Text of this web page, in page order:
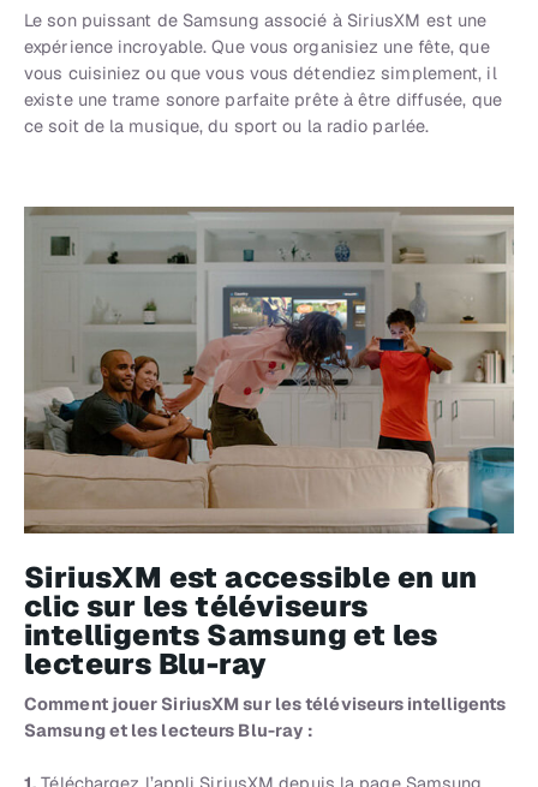
Le son puissant de Samsung associé à SiriusXM est une
expérience incroyable. Que vous organisiez une fête, que
vous cuisiniez ou que vous vous détendiez simplement, il
existe une trame sonore parfaite prête à être diffusée, que
ce soit de la musique, du sport ou la radio parlée.
SiriusXM est accessible en un
clic sur les téléviseurs
intelligents Samsung et les
lecteurs Blu-ray
Comment jouer SiriusXM sur les téléviseurs intelligents
Samsung et les lecteurs Blu-ray :
1. Téléchargez l’appli SiriusXM depuis la page Samsung